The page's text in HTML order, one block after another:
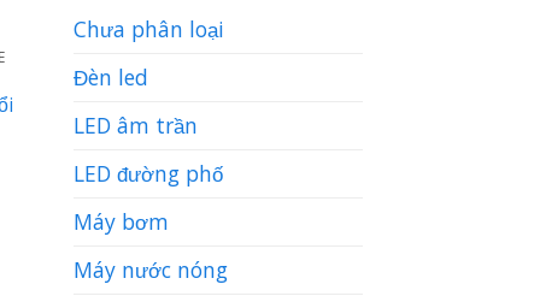
Chưa phân loại
Đèn led
LED âm trần
LED đường phố
Máy bơm
Máy nước nóng